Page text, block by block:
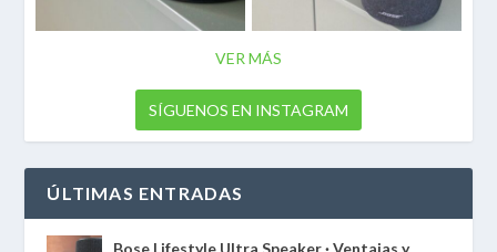
VER MÁS
SÍGUENOS EN INSTAGRAM
ÚLTIMAS ENTRADAS
Bose Lifestyle Ultra Speaker · Ventajas y